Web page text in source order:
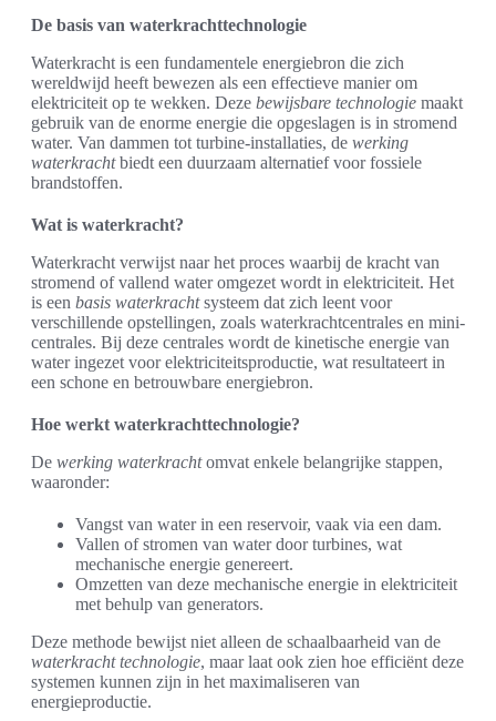
De basis van waterkrachttechnologie
Waterkracht is een fundamentele energiebron die zich
wereldwijd heeft bewezen als een effectieve manier om
elektriciteit op te wekken. Deze bewijsbare technologie maakt
gebruik van de enorme energie die opgeslagen is in stromend
water. Van dammen tot turbine-installaties, de werking
waterkrachtbiedt een duurzaam alternatief voor fossiele
brandstoffen.
Wat is waterkracht?
Waterkracht verwijst naar het proces waarbij de kracht van
stromend of vallend water omgezet wordt in elektriciteit. Het
is een basis waterkrachtsysteem dat zich leent voor
verschillende opstellingen, zoals waterkrachtcentrales en mini-
centrales. Bij deze centrales wordt de kinetische energie van
water ingezet voor elektriciteitsproductie, wat resultateert in
een schone en betrouwbare energiebron.
Hoe werkt waterkrachttechnologie?
De werking waterkrachtomvat enkele belangrijke stappen,
waaronder:
Vangst van water in een reservoir, vaak via een dam.
Vallen of stromen van water door turbines, wat
mechanische energie genereert.
Omzetten van deze mechanische energie in elektriciteit
met behulp van generators.
Deze methode bewijst niet alleen de schaalbaarheid van de
waterkracht technologie, maar laat ook zien hoe efficiënt deze
systemen kunnen zijn in het maximaliseren van
energieproductie.